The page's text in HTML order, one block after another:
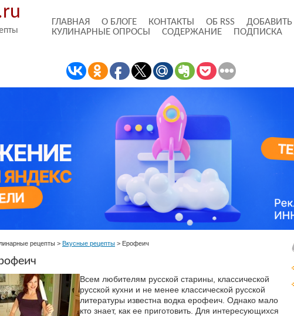
ГЛАВНАЯ О БЛОГЕ КОНТАКТЫ ОБ RSS
ДОБАВИТЬ
КУЛИНАРНЫЕ ОПРОСЫ
СОДЕРЖАНИЕ ПОДПИСКА
рецепты > Вкусные рецепты > Ерофеич
Всем любителям русской старины, классической
русской кухни и не менее классической русской
литературы известна водка ерофеич. Однако мало
кто знает, как ее приготовить. Для интересующихся